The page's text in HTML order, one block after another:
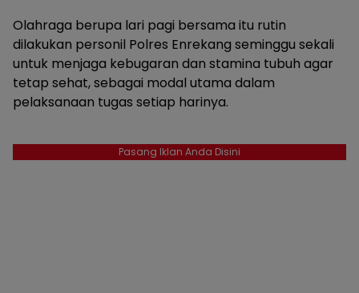
Olahraga berupa lari pagi bersama itu rutin
dilakukan personil Polres Enrekang seminggu sekali
untuk menjaga kebugaran dan stamina tubuh agar
tetap sehat, sebagai modal utama dalam
pelaksanaan tugas setiap harinya.
Pasang Iklan Anda Disini